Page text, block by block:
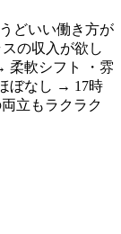
どいい働き方が
の収入が欲し
柔軟シフト ・雰
ぼなし → 17時
立もラクラク